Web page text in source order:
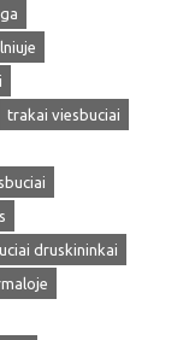
trakai viesbuciai
druskininkai